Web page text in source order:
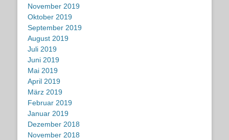
November 2019
Oktober 2019
September 2019
August 2019
Juli 2019
Juni 2019
Mai 2019
April 2019
März 2019
Februar 2019
Januar 2019
Dezember 2018
November 2018